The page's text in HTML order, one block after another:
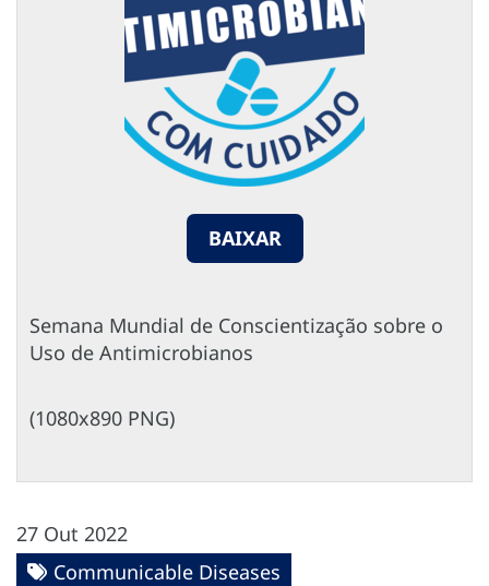
BAIXAR
Semana Mundial de Conscientização sobre o
Uso de Antimicrobianos
(1080x890 PNG)
27 Out 2022
Communicable Diseases